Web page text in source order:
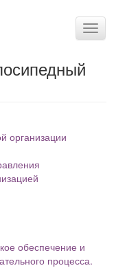
Toggle
организации
обеспечение и
процесса.